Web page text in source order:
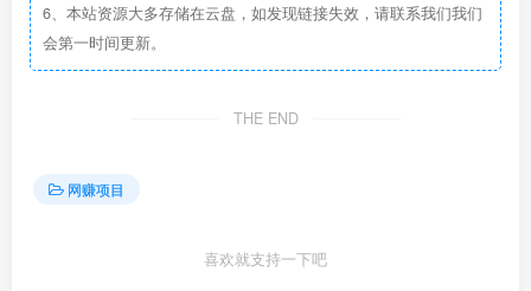
6、本站资源大多存储在云盘，如发现链接失效，请联系我们我们
会第一时间更新。
THE END
网赚项目
喜欢就支持一下吧